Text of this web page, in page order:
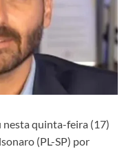
nesta quinta-feira (17)
(PL-SP) por